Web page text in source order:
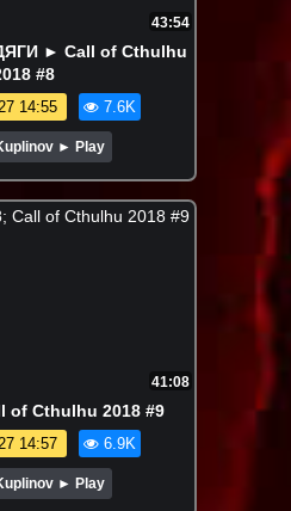
43:54
► Call of Cthulhu
#8
14:55 7.6K
► Play
41:08
Cthulhu 2018 #9
14:57 6.9K
► Play